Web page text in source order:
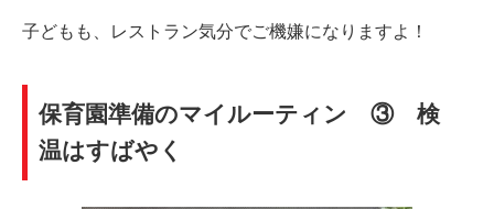
子どもも、レストラン気分でご機嫌になりますよ！
保育園準備のマイルーティン ③ 検
温はすばやく